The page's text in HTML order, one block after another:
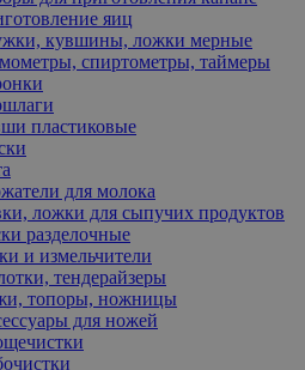
яиц
кувшины, ложки мерные
спиртометры, таймеры
пластиковые
для молока
ложки для сыпучих продуктов
разделочные
и измельчители
тендерайзеры
топоры, ножницы
для ножей